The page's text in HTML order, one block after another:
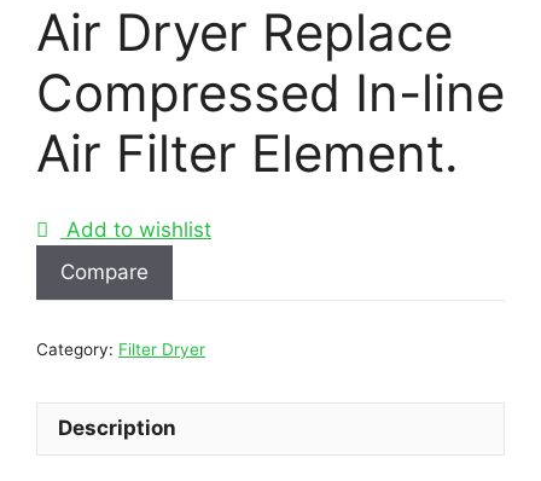
Air Dryer Replace
Compressed In-line
Air Filter Element.
Add to wishlist
Compare
Category: Filter Dryer
Description